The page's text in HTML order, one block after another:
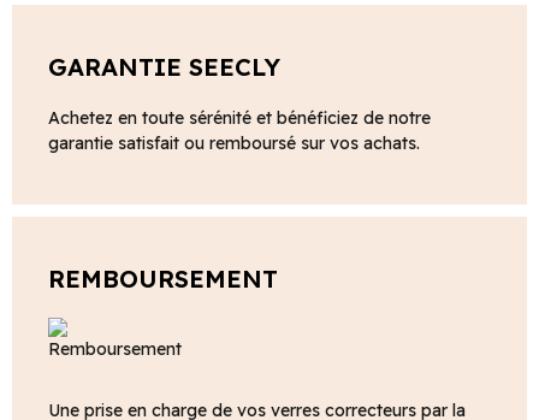
GARANTIE SEECLY
Achetez en toute sérénité et bénéficiez de notre
garantie satisfait ou remboursé sur vos achats.
REMBOURSEMENT
Une prise en charge de vos verres correcteurs par la